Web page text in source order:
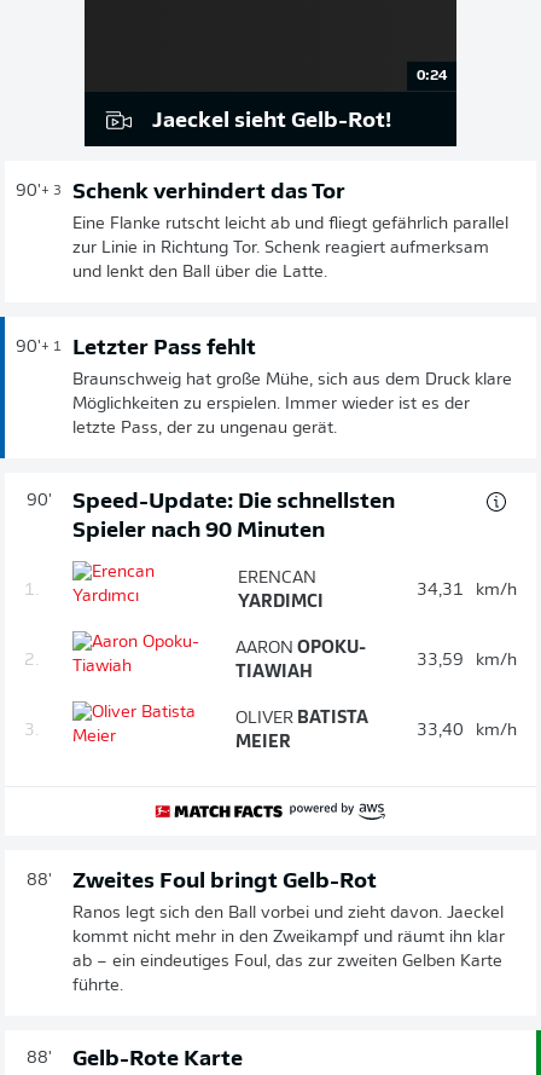
0:24
Jaeckel sieht Gelb-Rot!
90'+ 3 Schenk verhindert das Tor
Eine Flanke rutscht leicht ab und fliegt gefährlich parallel
zur Linie in Richtung Tor. Schenk reagiert aufmerksam
und lenkt den Ball über die Latte.
90'+ 1 Letzter Pass fehlt
Braunschweig hat große Mühe, sich aus dem Druck klare
Möglichkeiten zu erspielen. Immer wieder ist es der
letzte Pass, der zu ungenau gerät.
90'
Speed-Update: Die schnellsten
Spieler nach 90 Minuten
1.
ERENCAN
YARDIMCI
34,31 km/h
2.
AARON OPOKU-
TIAWIAH
33,59 km/h
3.
OLIVER BATISTA
MEIER
33,40 km/h
88' Zweites Foul bringt Gelb-Rot
Ranos legt sich den Ball vorbei und zieht davon. Jaeckel
kommt nicht mehr in den Zweikampf und räumt ihn klar
ab – ein eindeutiges Foul, das zur zweiten Gelben Karte
führte.
88' Gelb-Rote Karte